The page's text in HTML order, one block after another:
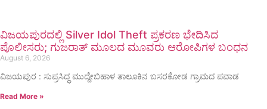
ವಿಜಯಪುರದಲ್ಲಿ Silver Idol Theft ಪ್ರಕರಣ ಭೇದಿಸಿದ
ಪೊಲೀಸರು; ಗುಜರಾತ್ ಮೂಲದ ಮೂವರು ಆರೋಪಿಗಳ ಬಂಧನ
August 6, 2026
ವಿಜಯಪುರ : ಸುಪ್ರಸಿದ್ಧ ಮುದ್ದೇಬಿಹಾಳ ತಾಲೂಕಿನ ಬಸರಕೋಡ ಗ್ರಾಮದ ಪವಾಡ
Read More »